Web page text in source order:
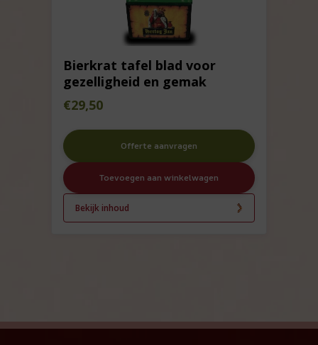
Bierkrat tafel blad voor
gezelligheid en gemak
€29,50
Offerte aanvragen
Toevoegen aan winkelwagen
Bekijk inhoud